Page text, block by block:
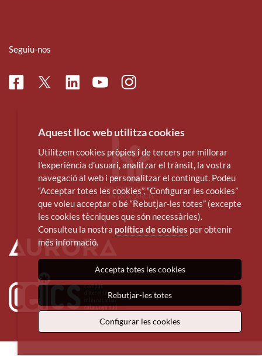
Seguiu-nos
FacebookTwitterLinkedinYoutubeInstagram
Aquest lloc web utilitza cookies
Utilitzem cookies pròpies i de tercers per millorar
l’experiència d’usuari, analitzar el trànsit, la vostra
navegació al web i personalitzar el contingut. Podeu
“Acceptar totes les cookies”, “Configurar les cookies”
que voleu acceptar o bé “Rebutjar-les totes” (excepte
les cookies tècniques que són necessàries).
Consulteu la nostra política de cookies per obtenir
més informació.
Accepta totes les cookies
Rebutjar-les totes
Configurar les cookies